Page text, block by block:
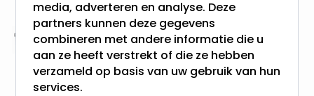
& 100 dagen recht op retour
Altijd uit eigen voorraad
3000m2 - 60.000+ Producten
media, adverteren en analyse. Deze
partners kunnen deze gegevens
combineren met andere informatie die u
aan ze heeft verstrekt of die ze hebben
verzameld op basis van uw gebruik van hun
services.